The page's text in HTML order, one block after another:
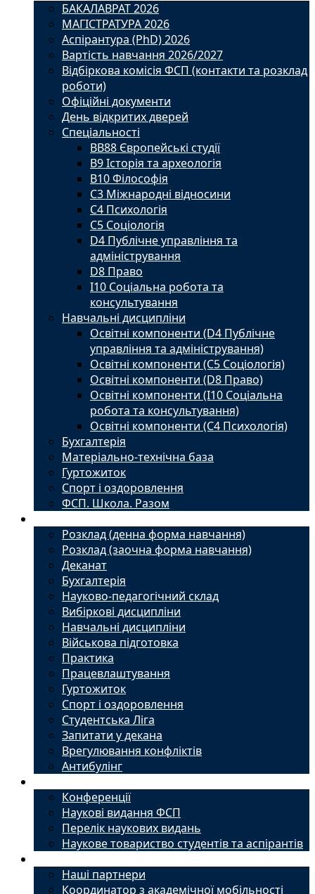
БАКАЛАВРАТ 2026
МАГІСТРАТУРА 2026
Аспірантура (PhD) 2026
Вартість навчання 2026/2027
Відбіркова комісія ФСП (контакти та розклад
роботи)
Офіційні документи
День відкритих дверей
Спеціальності
BВ88 Європейські студії
B9 Історія та археологія
B10 Філософія
C3 Міжнародні відносини
C4 Психологія
С5 Соціологія
D4 Публічне управління та
адміністрування
D8 Право
I10 Соціальна робота та
консультування
Навчальні дисципліни
Освітні компоненти (D4 Публічне
управління та адміністрування)
Освітні компоненти (С5 Соціологія)
Освітні компоненти (D8 Право)
Освітні компоненти (I10 Соціальна
робота та консультування)
Освітні компоненти (С4 Психологія)
Бухгалтерія
Матеріально-технічна база
Гуртожиток
Спорт і оздоровлення
ФСП. Школа. Разом
Розклад (денна форма навчання)
Розклад (заочна форма навчання)
Деканат
Бухгалтерія
Науково-педагогічний склад
Вибіркові дисципліни
Навчальні дисципліни
Військова підготовка
Практика
Працевлаштування
Гуртожиток
Спорт і оздоровлення
Студентська Ліга
Запитати у декана
Врегулювання конфліктів
Антибулінг
Конференції
Наукові видання ФСП
Перелік наукових видань
Наукове товариство студентів та аспірантів
Наші партнери
Координатор з академічної мобільності